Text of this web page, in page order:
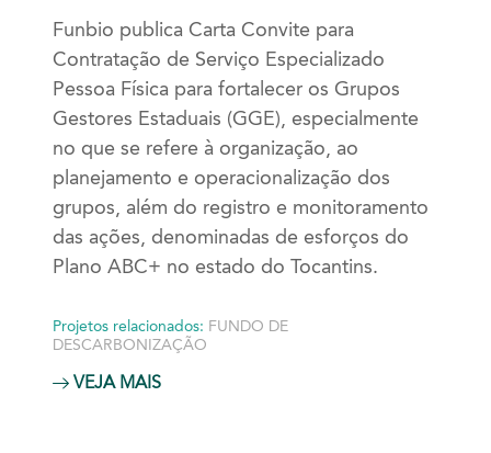
Funbio publica Carta Convite para
Contratação de Serviço Especializado
Pessoa Física para fortalecer os Grupos
Gestores Estaduais (GGE), especialmente
no que se refere à organização, ao
planejamento e operacionalização dos
grupos, além do registro e monitoramento
das ações, denominadas de esforços do
Plano ABC+ no estado do Tocantins.
Projetos relacionados: FUNDO DE
DESCARBONIZAÇÃO
VEJA MAIS